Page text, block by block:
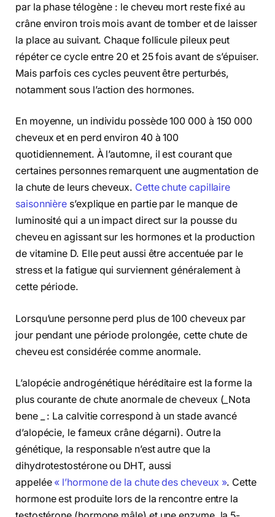
par la phase télogène : le cheveu mort reste fixé au
crâne environ trois mois avant de tomber et de laisser
la place au suivant. Chaque follicule pileux peut
répéter ce cycle entre 20 et 25 fois avant de s’épuiser.
Mais parfois ces cycles peuvent être perturbés,
notamment sous l’action des hormones.
En moyenne, un individu possède 100 000 à 150 000
cheveux et en perd environ 40 à 100
quotidiennement. À l’automne, il est courant que
certaines personnes remarquent une augmentation de
la chute de leurs cheveux. Cette chute capillaire
saisonnière s’explique en partie par le manque de
luminosité qui a un impact direct sur la pousse du
cheveu en agissant sur les hormones et la production
de vitamine D. Elle peut aussi être accentuée par le
stress et la fatigue qui surviennent généralement à
cette période.
Lorsqu’une personne perd plus de 100 cheveux par
jour pendant une période prolongée, cette chute de
cheveu est considérée comme anormale.
L’alopécie androgénétique héréditaire est la forme la
plus courante de chute anormale de cheveux (_Nota
bene _ : La calvitie correspond à un stade avancé
d’alopécie, le fameux crâne dégarni). Outre la
génétique, la responsable n’est autre que la
dihydrotestostérone ou DHT, aussi
appelée « l’hormone de la chute des cheveux ». Cette
hormone est produite lors de la rencontre entre la